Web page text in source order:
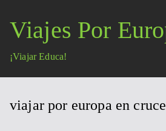
contenido
Viajes Por
¡Viajar Educa!
viajar por europa en